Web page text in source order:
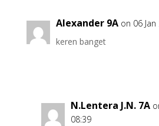
Alexander 9A on 06
keren banget
N.Lentera J.N. 7A
08:39